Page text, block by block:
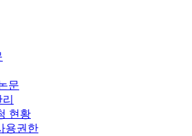
문
현황
용권한